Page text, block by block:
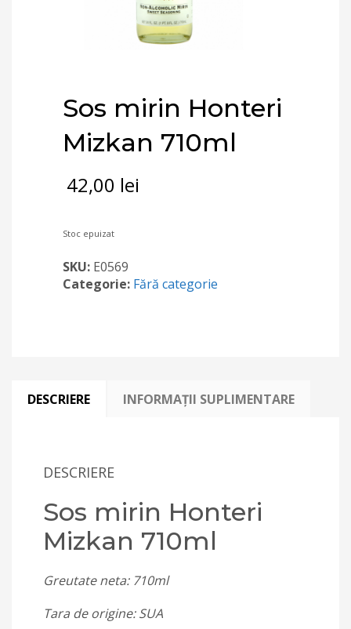
Sos mirin Honteri
Mizkan 710ml
42,00 lei
Stoc epuizat
SKU: E0569
Categorie: Fără categorie
DESCRIERE INFORMAȚII SUPLIMENTARE
DESCRIERE
Sos mirin Honteri
Mizkan 710ml
Greutate neta: 710ml
Tara de origine: SUA